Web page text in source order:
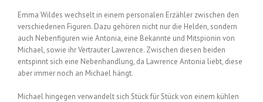
Emma Wildes wechselt in einem personalen Erzähler zwischen den
verschiedenen Figuren. Dazu gehören nicht nur die Helden, sondern
auch Nebenfiguren wie Antonia, eine Bekannte und Mitspionin von
Michael, sowie ihr Vertrauter Lawrence. Zwischen diesen beiden
entspinnt sich eine Nebenhandlung, da Lawrence Antonia liebt, diese
aber immer noch an Michael hängt.
Michael hingegen verwandelt sich Stück für Stück von einem kühlen